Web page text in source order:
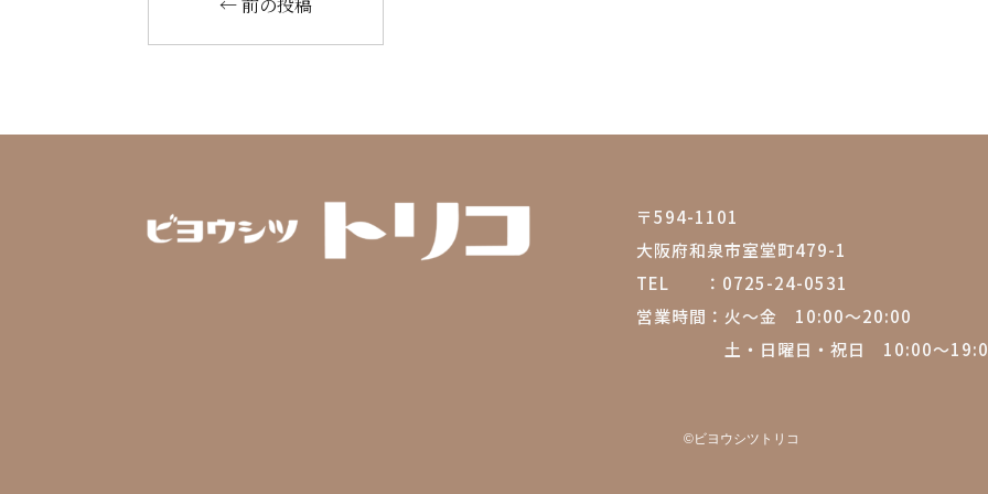
←前の投稿
〒594-1101
大阪府和泉市室堂町479-1
TEL ： 0725-24-0531
営業時間： 火～金 10:00～20:00
土・日曜日・祝日 10:00～
©︎ビヨウシツトリコ